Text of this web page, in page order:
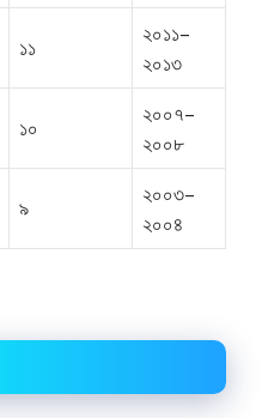
১১
২০১১–
২০১৩
১০
২০০৭–
২০০৮
৯
২০০৩–
২০০৪